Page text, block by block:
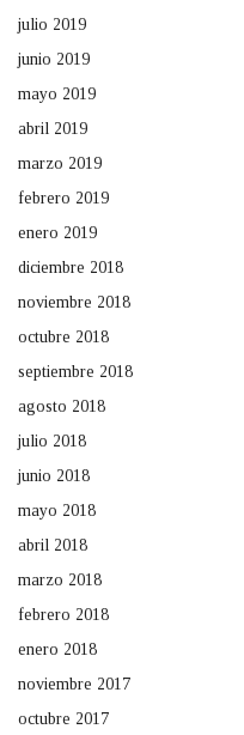
julio 2019
junio 2019
mayo 2019
abril 2019
marzo 2019
febrero 2019
enero 2019
diciembre 2018
noviembre 2018
octubre 2018
septiembre 2018
agosto 2018
julio 2018
junio 2018
mayo 2018
abril 2018
marzo 2018
febrero 2018
enero 2018
noviembre 2017
octubre 2017